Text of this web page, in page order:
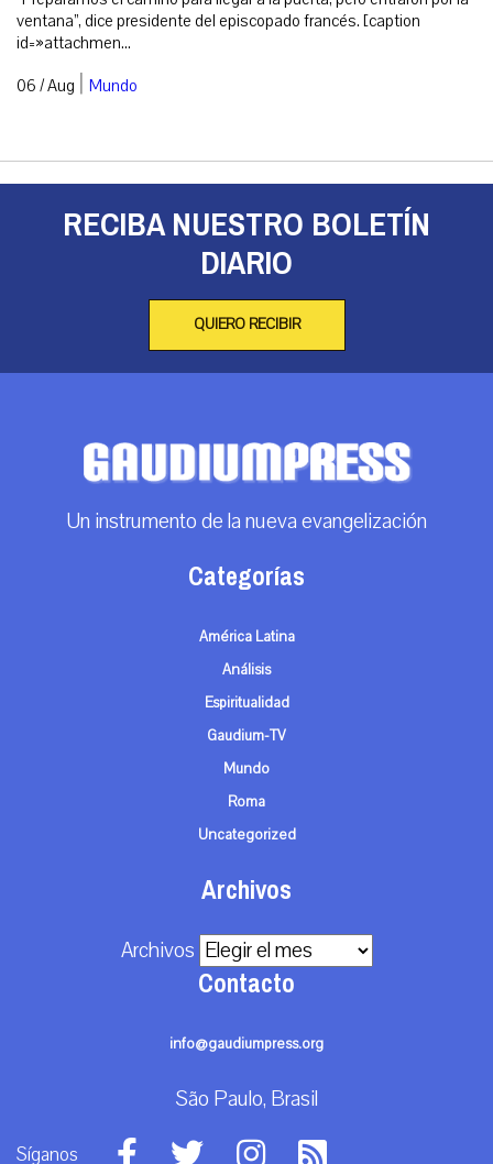
ventana”, dice presidente del episcopado francés. [caption
id=»attachmen...
06 / Aug | Mundo
RECIBA NUESTRO BOLETÍN
DIARIO
QUIERO RECIBIR
Un instrumento de la nueva evangelización
Categorías
América Latina
Análisis
Espiritualidad
Gaudium-TV
Mundo
Roma
Uncategorized
Archivos
Archivos
Contacto
info@gaudiumpress.org
São Paulo, Brasil
Síganos